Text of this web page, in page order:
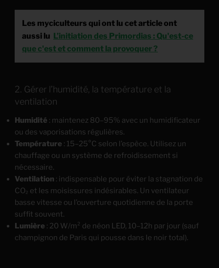
Les myciculteurs qui ont lu cet article ont
aussi lu L’initiation des Primordias : Qu'est-ce
que c'est et comment la provoquer ?
2. Gérer l’humidité, la température et la
ventilation
Humidité : maintenez 80–95% avec un humidificateur
ou des vaporisations régulières.
Température : 15–25°C selon l’espèce. Utilisez un
chauffage ou un système de refroidissement si
nécessaire.
Ventilation : indispensable pour éviter la stagnation de
CO₂ et les moisissures indésirables. Un ventilateur
basse vitesse ou l’ouverture quotidienne de la porte
suffit souvent.
Lumière : 20 W/m² de néon LED, 10–12h par jour (sauf
champignon de Paris qui pousse dans le noir total).